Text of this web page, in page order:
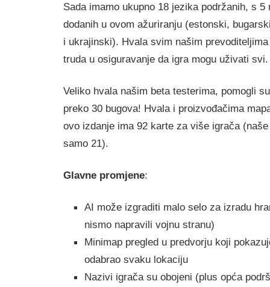
Sada imamo ukupno 18 jezika podržanih, s 5
dodanih u ovom ažuriranju (estonski,
i ukrajinski). Hvala svim našim
truda u osiguravanje da igra mogu uživati ​​svi.
Veliko hvala našim beta testerima, pomogli
preko 30 bugova! Hvala i proizvođačima
ovo izdanje ima 92 karte za više igrača
samo 21).
Glavne promjene:
AI može izgraditi malo selo za izradu
nismo napravili vojnu stranu)
Minimap pregled u predvorju koji
odabrao svaku lokaciju
Nazivi igrača su obojeni (plus opća